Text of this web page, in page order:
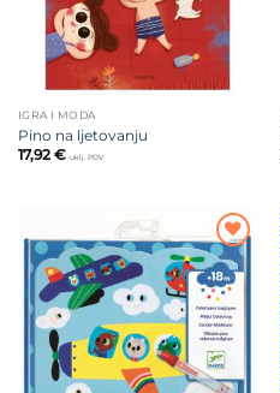
IGRA I MODA
Pino na ljetovanju
17,92 € uklj. PDV
Dodajte
na listu
želja